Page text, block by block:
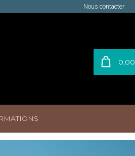
Nous contacter
0,00
Mon compte Page d’exemple